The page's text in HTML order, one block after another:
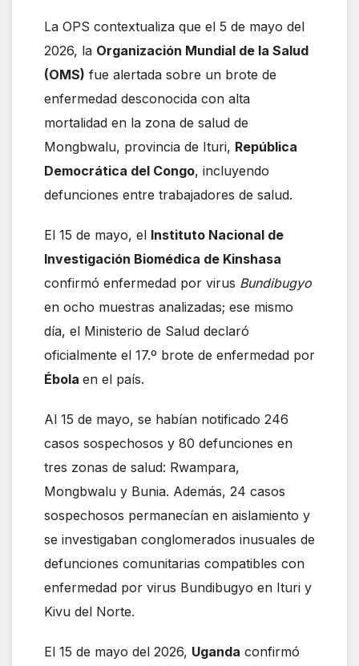
La OPS contextualiza que el 5 de mayo del
2026, la Organización Mundial de la Salud
(OMS) fue alertada sobre un brote de
enfermedad desconocida con alta
mortalidad en la zona de salud de
Mongbwalu, provincia de Ituri, República
Democrática del Congo, incluyendo
defunciones entre trabajadores de salud.
El 15 de mayo, el Instituto Nacional de
Investigación Biomédica de Kinshasa
confirmó enfermedad por virus Bundibugyo
en ocho muestras analizadas; ese mismo
día, el Ministerio de Salud declaró
oficialmente el 17.º brote de enfermedad por
Ébola en el país.
Al 15 de mayo, se habían notificado 246
casos sospechosos y 80 defunciones en
tres zonas de salud: Rwampara,
Mongbwalu y Bunia. Además, 24 casos
sospechosos permanecían en aislamiento y
se investigaban conglomerados inusuales de
defunciones comunitarias compatibles con
enfermedad por virus Bundibugyo en Ituri y
Kivu del Norte.
El 15 de mayo del 2026, Uganda confirmó